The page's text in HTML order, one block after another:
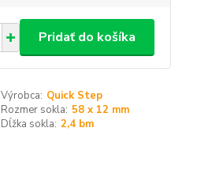
Pridať do košíka
Výrobca: Quick Step
Rozmer sokla: 58 x 12 mm
Dĺžka sokla: 2,4 bm